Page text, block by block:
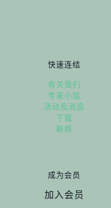
快速连结
有关我们
专家小组
活动及消息
下载
联络
成为会员
加入会员